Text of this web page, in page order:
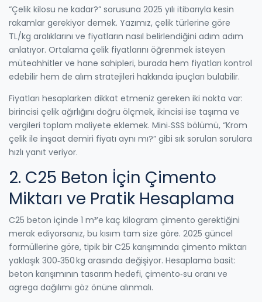
“Çelik kilosu ne kadar?” sorusuna 2025 yılı itibarıyla kesin
rakamlar gerekiyor demek. Yazımız, çelik türlerine göre
TL/kg aralıklarını ve fiyatların nasıl belirlendiğini adım adım
anlatıyor. Ortalama çelik fiyatlarını öğrenmek isteyen
müteahhitler ve hane sahipleri, burada hem fiyatları kontrol
edebilir hem de alım stratejileri hakkında ipuçları bulabilir.
Fiyatları hesaplarken dikkat etmeniz gereken iki nokta var:
birincisi çelik ağırlığını doğru ölçmek, ikincisi ise taşıma ve
vergileri toplam maliyete eklemek. Mini‑SSS bölümü, “Krom
çelik ile inşaat demiri fiyatı aynı mı?” gibi sık sorulan sorulara
hızlı yanıt veriyor.
2. C25 Beton İçin Çimento
Miktarı ve Pratik Hesaplama
C25 beton içinde 1 m³’e kaç kilogram çimento gerektiğini
merak ediyorsanız, bu kısım tam size göre. 2025 güncel
formüllerine göre, tipik bir C25 karışımında çimento miktarı
yaklaşık 300‑350 kg arasında değişiyor. Hesaplama basit:
beton karışımının tasarım hedefi, çimento‑su oranı ve
agrega dağılımı göz önüne alınmalı.